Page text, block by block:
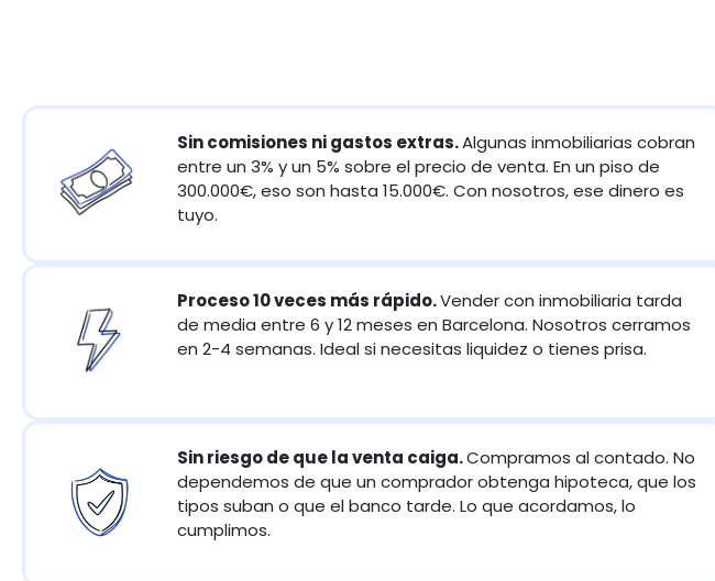
Sin comisiones ni gastos extras.Algunas inmobiliarias cobran
entre un 3% y un 5% sobre el precio de venta. En un piso de
300.000€, eso son hasta 15.000€. Con nosotros, ese dinero es
tuyo.
Proceso 10 veces más rápido.Vender con inmobiliaria tarda
de media entre 6 y 12 meses en Barcelona. Nosotros cerramos
en 2-4 semanas. Ideal si necesitas liquidez o tienes prisa.
Sin riesgo de que la venta caiga.Compramos al contado. No
dependemos de que un comprador obtenga hipoteca, que los
tipos suban o que el banco tarde. Lo que acordamos, lo
cumplimos.